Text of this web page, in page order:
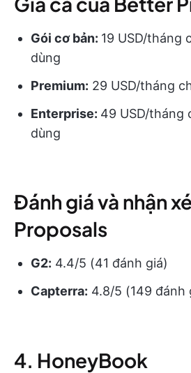
Gói cơ bản: 19 USD/tháng
dùng
Premium: 29 USD/tháng
Enterprise: 49 USD/tháng
dùng
Đánh giá và nhận
Proposals
G2: 4.4/5 (41 đánh giá)
Capterra: 4.8/5 (149 đánh
4. HoneyBook